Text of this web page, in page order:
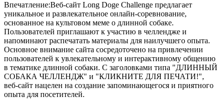
Впечатление:Веб-сайт Long Doge Challenge предлагает
уникальное и развлекательное онлайн-соревнование,
основанное на культовом меме о длинной собаке.
Пользователей приглашают к участию в челлендже и
напоминают распечатать материалы для наилучшего опыта.
Основное внимание сайта сосредоточено на привлечении
пользователей к увлекательному и интерактивному общению
в тематике длинной собаки. С заголовками типа "ДЛИННЫЙ
СОБАКА ЧЕЛЛЕНДЖ" и "КЛИКНИТЕ ДЛЯ ПЕЧАТИ!",
веб-сайт нацелен на создание запоминающегося и приятного
опыта для посетителей.